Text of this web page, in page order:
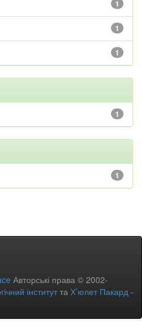
1
1
1
1
1
Авторські права © 2002-
інститутта Х’юлет Пакард -